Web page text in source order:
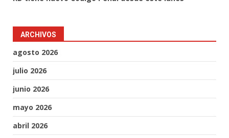
ARCHIVOS
agosto 2026
julio 2026
junio 2026
mayo 2026
abril 2026